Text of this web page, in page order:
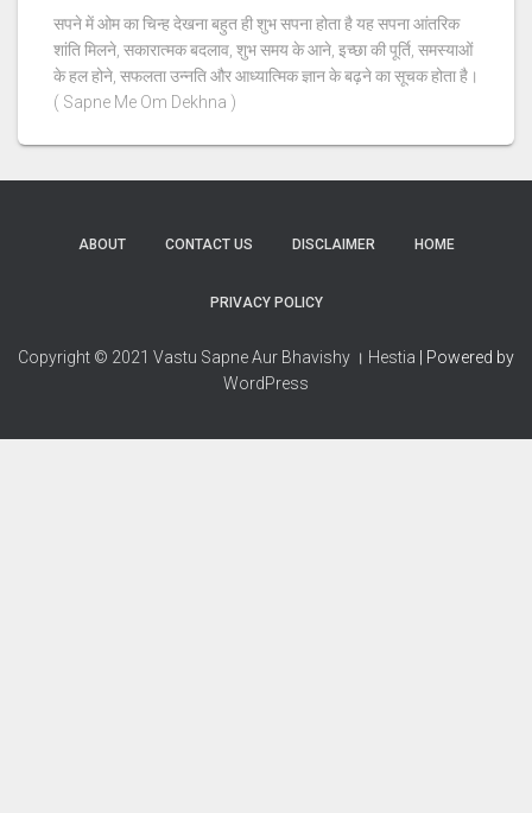
सपने में ओम का चिन्ह देखना बहुत ही शुभ सपना होता है यह सपना आंतरिक
शांति मिलने, सकारात्मक बदलाव, शुभ समय के आने, इच्छा की पूर्ति, समस्याओं
के हल होने, सफलता उन्नति और आध्यात्मिक ज्ञान के बढ़ने का सूचक होता है।
( Sapne Me Om Dekhna )
ABOUT CONTACT US DISCLAIMER HOME
PRIVACY POLICY
Copyright © 2021 Vastu Sapne Aur Bhavishy । Hestia | Powered by
WordPress